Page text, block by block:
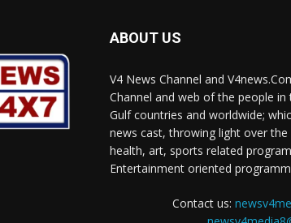
ABOUT US
V4 News Channel and
Channel and web of the people
Gulf countries and worldwide;
news cast, throwing light over
health, art, sports related
Entertainment oriented
Contact us: